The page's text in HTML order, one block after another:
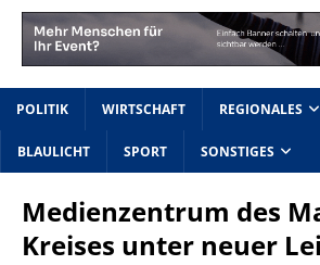
POLITIK WIRTSCHAFT REGIONALES
BLAULICHT SPORT SONSTIGES
Medienzentrum des
Kreises unter neuer